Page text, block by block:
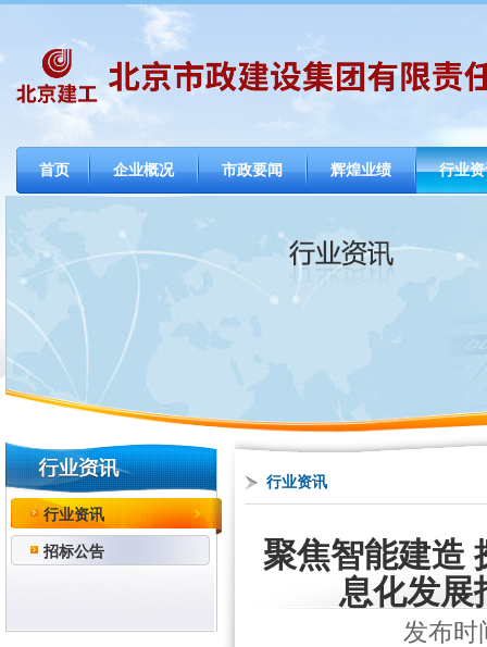
首页 企业概况 市政要闻 辉煌业绩 行业
行业资讯
招标公告
行业资讯
聚焦智能建造
息化发展
发布时